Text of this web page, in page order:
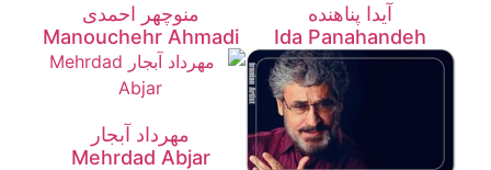
آیدا پناهنده
Ida Panahandeh
منوچهر احمدی
Manouchehr Ahmadi
مهرداد آبجار
Mehrdad Abjar